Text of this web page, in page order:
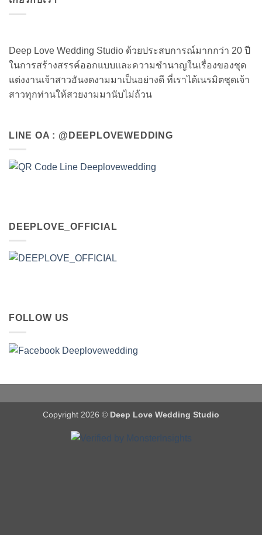
Deep Love Wedding Studio ด้วยประสบการณ์มากกว่า 20 ปี
ในการสร้างสรรค์ออกแบบและความชำนาญในเรื่องของชุด
แต่งงานเจ้าสาวอันงดงามมาเป็นอย่างดี ที่เราได้เนรมิตชุดเจ้า
สาวทุกท่านให้สวยงามมานับไม่ถ้วน
LINE OA : @DEEPLOVEWEDDING
DEEPLOVE_OFFICIAL
FOLLOW US
Copyright 2026 © Deep Love Wedding Studio